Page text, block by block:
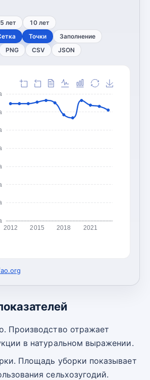
5 лет 10 лет
Точки Заполнение
PNG CSV JSON
2012 2015 2018 2021
Производство отражает
в натуральном выражении.
Площадь уборки показывает
сельхозугодий.